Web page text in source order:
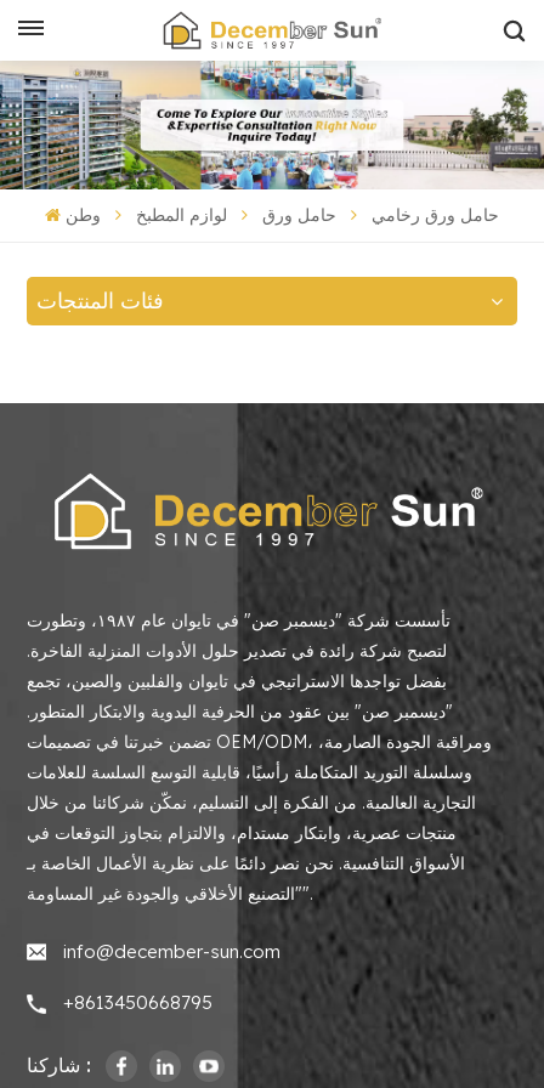
وطن لوازم المطبخ حامل ورق حامل ورق رخامي
فئات المنتجات
تأسست شركة "ديسمبر صن" في تايوان عام ١٩٨٧، وتطورت
لتصبح شركة رائدة في تصدير حلول الأدوات المنزلية الفاخرة.
بفضل تواجدها الاستراتيجي في تايوان والفلبين والصين، تجمع
"ديسمبر صن" بين عقود من الحرفية اليدوية والابتكار المتطور.
تضمن خبرتنا في تصميمات OEM/ODM، ومراقبة الجودة الصارمة،
وسلسلة التوريد المتكاملة رأسيًا، قابلية التوسع السلسة للعلامات
التجارية العالمية. من الفكرة إلى التسليم، نمكّن شركائنا من خلال
منتجات عصرية، وابتكار مستدام، والالتزام بتجاوز التوقعات في
الأسواق التنافسية. نحن نصر دائمًا على نظرية الأعمال الخاصة بـ
"التصنيع الأخلاقي والجودة غير المساومة".
info@december-sun.com
+8613450668795
شاركنا :